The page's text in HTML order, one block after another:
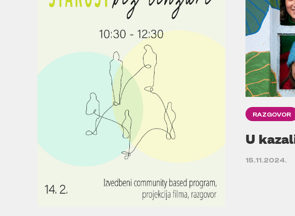
RAZGOVOR
U
15.11.2024.